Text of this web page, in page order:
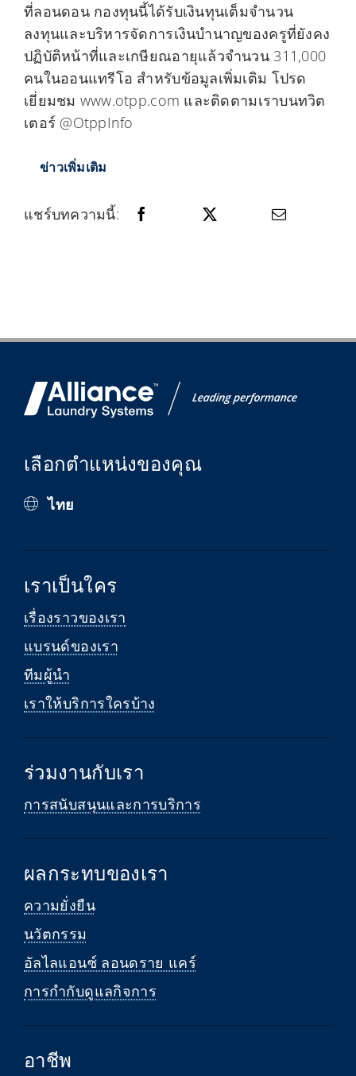
ที่ลอนดอน กองทุนนี้ได้รับเงินทุนเต็มจำนวน
ลงทุนและบริหารจัดการเงินบำนาญของครูที่ยังคง
ปฏิบัติหน้าที่และเกษียณอายุแล้วจำนวน 311,000
คนในออนแทรีโอ สำหรับข้อมูลเพิ่มเติม โปรด
เยี่ยมชม www.otpp.com และติดตามเราบนทวิต
เตอร์ @OtppInfo
ข่าวเพิ่มเติม
แชร์บทความนี้:
เลือกตำแหน่งของคุณ
ไทย
เราเป็นใคร
เรื่องราวของเรา
แบรนด์ของเรา
ทีมผู้นำ
เราให้บริการใครบ้าง
ร่วมงานกับเรา
การสนับสนุนและการบริการ
ผลกระทบของเรา
ความยั่งยืน
นวัตกรรม
อัลไลแอนซ์ ลอนดราย แคร์
การกำกับดูแลกิจการ
อาชีพ